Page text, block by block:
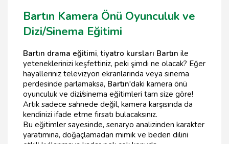
Bartın Kamera Önü Oyunculuk ve
Dizi/Sinema Eğitimi
Bartın drama eğitimi,tiyatro kursları Bartın ile
yeteneklerinizi keşfettiniz, peki şimdi ne olacak? Eğer
hayalleriniz televizyon ekranlarında veya sinema
perdesinde parlamaksa, Bartın'daki kamera önü
oyunculuk ve dizi/sinema eğitimleri tam size göre!
Artık sadece sahnede değil, kamera karşısında da
kendinizi ifade etme fırsatı bulacaksınız.
Bu eğitimler sayesinde, senaryo analizinden karakter
yaratımına, doğaçlamadan mimik ve beden dilini